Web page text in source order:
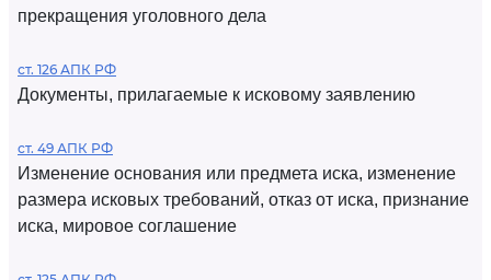
прекращения уголовного дела
ст. 126 АПК РФ
Документы, прилагаемые к исковому заявлению
ст. 49 АПК РФ
Изменение основания или предмета иска, изменение
размера исковых требований, отказ от иска, признание
иска, мировое соглашение